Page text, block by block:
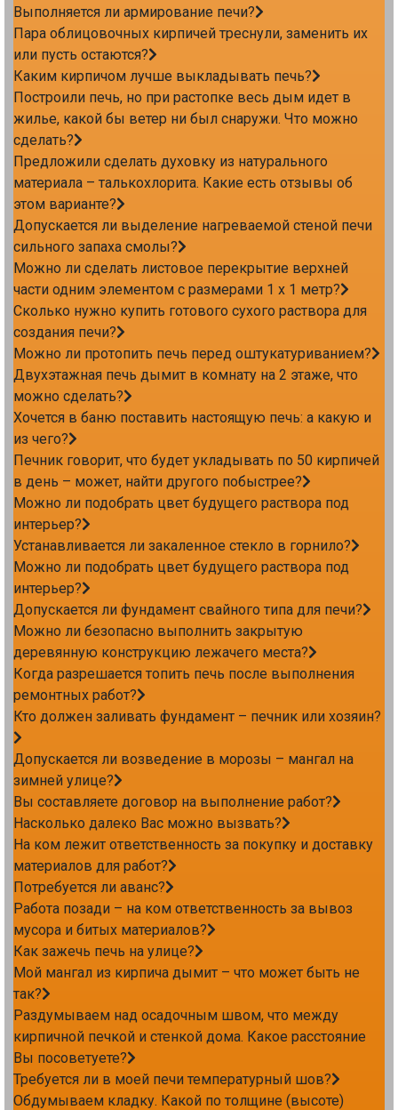
Выполняется ли армирование печи?
Пара облицовочных кирпичей треснули, заменить их
или пусть остаются?
Каким кирпичом лучше выкладывать печь?
Построили печь, но при растопке весь дым идет в
жилье, какой бы ветер ни был снаружи. Что можно
сделать?
Предложили сделать духовку из натурального
материала – талькохлорита. Какие есть отзывы об
этом варианте?
Допускается ли выделение нагреваемой стеной печи
сильного запаха смолы?
Можно ли сделать листовое перекрытие верхней
части одним элементом с размерами 1 х 1 метр?
Сколько нужно купить готового сухого раствора для
создания печи?
Можно ли протопить печь перед оштукатуриванием?
Двухэтажная печь дымит в комнату на 2 этаже, что
можно сделать?
Хочется в баню поставить настоящую печь: а какую и
из чего?
Печник говорит, что будет укладывать по 50 кирпичей
в день – может, найти другого побыстрее?
Можно ли подобрать цвет будущего раствора под
интерьер?
Устанавливается ли закаленное стекло в горнило?
Можно ли подобрать цвет будущего раствора под
интерьер?
Допускается ли фундамент свайного типа для печи?
Можно ли безопасно выполнить закрытую
деревянную конструкцию лежачего места?
Когда разрешается топить печь после выполнения
ремонтных работ?
Кто должен заливать фундамент – печник или хозяин?
Допускается ли возведение в морозы – мангал на
зимней улице?
Вы составляете договор на выполнение работ?
Насколько далеко Вас можно вызвать?
На ком лежит ответственность за покупку и доставку
материалов для работ?
Потребуется ли аванс?
Работа позади – на ком ответственность за вывоз
мусора и битых материалов?
Как зажечь печь на улице?
Мой мангал из кирпича дымит – что может быть не
так?
Раздумываем над осадочным швом, что между
кирпичной печкой и стенкой дома. Какое расстояние
Вы посоветуете?
Требуется ли в моей печи температурный шов?
Обдумываем кладку. Какой по толщине (высоте)